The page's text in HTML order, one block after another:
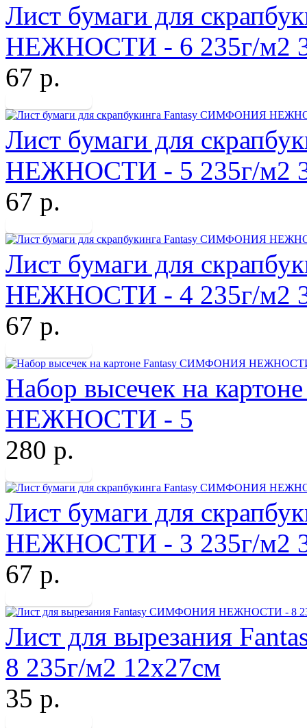
Лист бумаги для
НЕЖНОСТИ - 6 235г/м2
67 р.
Лист бумаги для
НЕЖНОСТИ - 5 235г/м2
67 р.
Лист бумаги для
НЕЖНОСТИ - 4 235г/м2
67 р.
Набор высечек на
НЕЖНОСТИ - 5
280 р.
Лист бумаги для
НЕЖНОСТИ - 3 235г/м2
67 р.
Лист для вырезания
8 235г/м2 12х27см
35 р.